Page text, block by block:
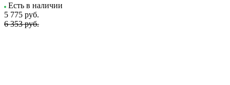
Есть в наличии
5 775 руб.
6 353 руб.